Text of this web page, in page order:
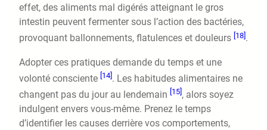
effet, des aliments mal digérés atteignant le gros
intestin peuvent fermenter sous l’action des bactéries,
provoquant ballonnements, flatulences et douleurs [18].
Adopter ces pratiques demande du temps et une
volonté consciente [14] . Les habitudes alimentaires ne
changent pas du jour au lendemain [15] , alors soyez
indulgent envers vous-même. Prenez le temps
d’identifier les causes derrière vos comportements,